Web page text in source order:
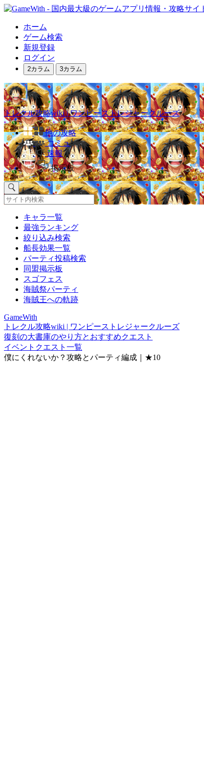
ホーム
ゲーム検索
新規登録
ログイン
2カラム 3カラム
トレクル攻略wiki | ワンピーストレジャークルーズ
他の攻略
コミュ
速報
掲示板
キャラ一覧
最強ランキング
絞り込み検索
船長効果一覧
パーティ投稿検索
同盟掲示板
スゴフェス
海賊祭パーティ
海賊王への軌跡
GameWith
トレクル攻略wiki | ワンピーストレジャークルーズ
復刻の大書庫のやり方とおすすめクエスト
イベントクエスト一覧
僕にくれないか？攻略とパーティ編成｜★10